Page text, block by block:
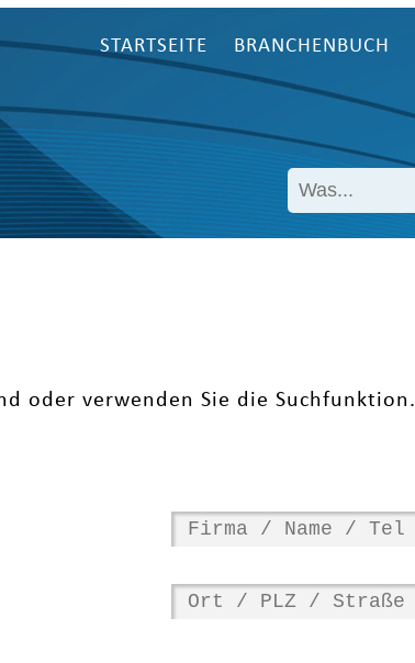
STARTSEITE BRANCHENBUCH
oder verwenden Sie die Suchfunktion.